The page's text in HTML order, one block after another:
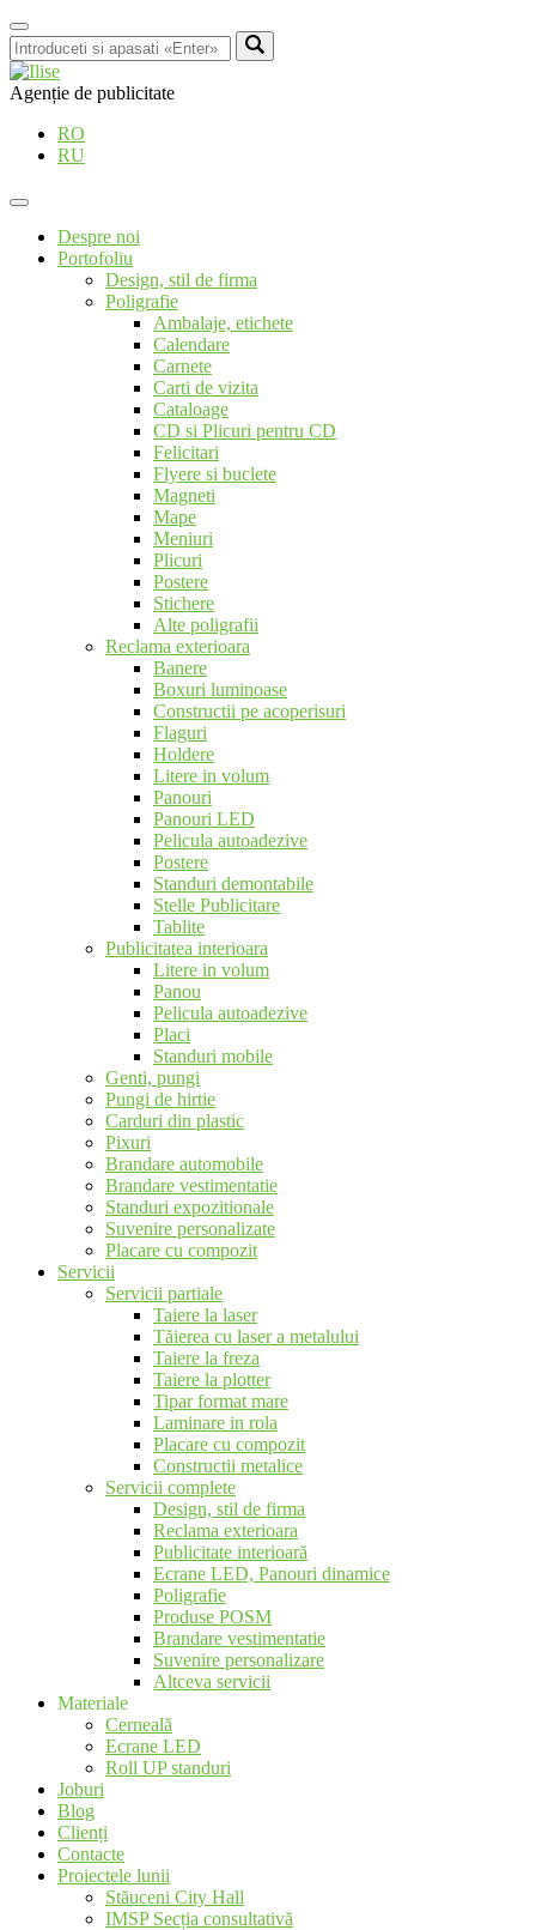
Agenție de publicitate
RO
RU
Despre noi
Portofoliu
Design, stil de firma
Poligrafie
Ambalaje, etichete
Calendare
Carnete
Carti de vizita
Cataloage
CD si Plicuri pentru CD
Felicitari
Flyere si buclete
Magneti
Mape
Meniuri
Plicuri
Postere
Stichere
Alte poligrafii
Reclama exterioara
Banere
Boxuri luminoase
Constructii pe acoperisuri
Flaguri
Holdere
Litere in volum
Panouri
Panouri LED
Pelicula autoadezive
Postere
Standuri demontabile
Stelle Publicitare
Tablite
Publicitatea interioara
Litere in volum
Panou
Pelicula autoadezive
Placi
Standuri mobile
Genti, pungi
Pungi de hirtie
Carduri din plastic
Pixuri
Brandare automobile
Brandare vestimentatie
Standuri expozitionale
Suvenire personalizate
Placare cu compozit
Servicii
Servicii partiale
Taiere la laser
Tăierea cu laser a metalului
Taiere la freza
Taiere la plotter
Tipar format mare
Laminare in rola
Placare cu compozit
Constructii metalice
Servicii complete
Design, stil de firma
Reclama exterioara
Publicitate interioară
Ecrane LED, Panouri dinamice
Poligrafie
Produse POSM
Brandare vestimentatie
Suvenire personalizare
Altceva servicii
Materiale
Cerneală
Ecrane LED
Roll UP standuri
Joburi
Blog
Clienți
Contacte
Proiectele lunii
Stăuceni City Hall
IMSP Secția consultativă